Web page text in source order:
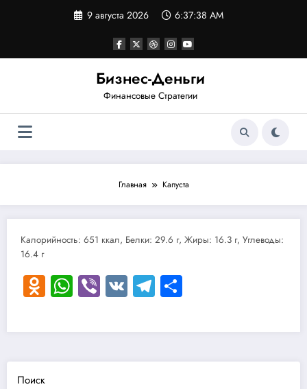
9 августа 2026 6:37:38 AM
Бизнес-Деньги
Финансовые Стратегии
Главная Капуста
Калорийность: 651 ккал, Белки: 29.6 г, Жиры: 16.3 г, Углеводы:
16.4 г
Odnoklassniki
WhatsApp
Viber
VKTelegram
Поиск